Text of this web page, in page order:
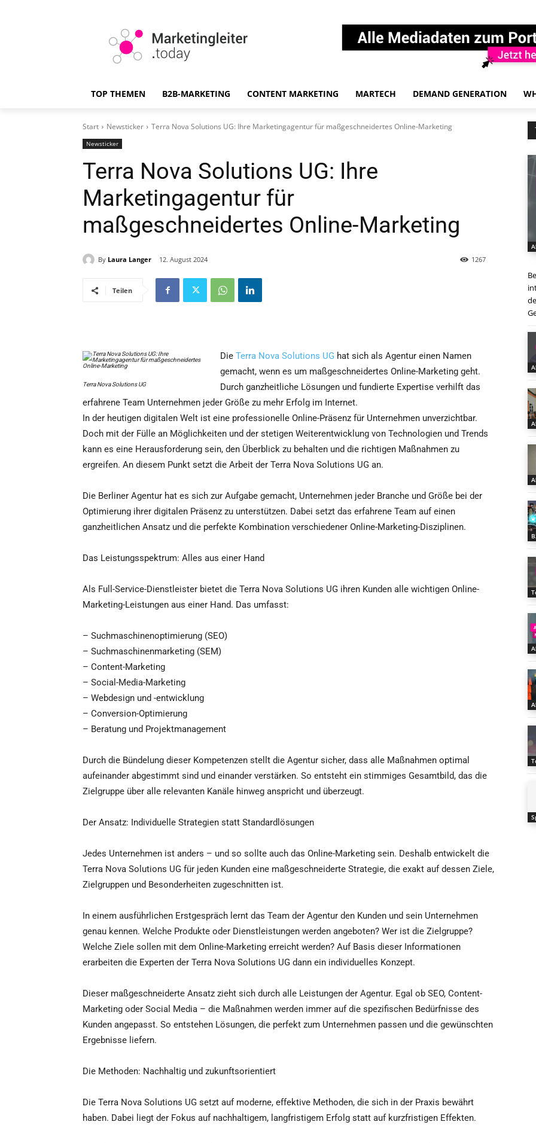
TOP THEMEN B2B-MARKETING CONTENT MARKETING MARTECH DEMAND GENERATION
Start Newsticker Terra Nova Solutions UG: Ihre Marketingagentur für maßgeschneidertes Online-Marketing
Newsticker
Terra Nova Solutions UG: Ihre
Marketingagentur für
maßgeschneidertes Online-Marketing
By Laura Langer 12. August 2024 1267
Teilen
Terra Nova Solutions UG
Die Terra Nova Solutions UG hat sich als Agentur einen Namen
gemacht, wenn es um maßgeschneidertes Online-Marketing geht.
Durch ganzheitliche Lösungen und fundierte Expertise verhilft das
erfahrene Team Unternehmen jeder Größe zu mehr Erfolg im Internet.
In der heutigen digitalen Welt ist eine professionelle Online-Präsenz für Unternehmen unverzichtbar.
Doch mit der Fülle an Möglichkeiten und der stetigen Weiterentwicklung von Technologien und Trends
kann es eine Herausforderung sein, den Überblick zu behalten und die richtigen Maßnahmen zu
ergreifen. An diesem Punkt setzt die Arbeit der Terra Nova Solutions UG an.
Die Berliner Agentur hat es sich zur Aufgabe gemacht, Unternehmen jeder Branche und Größe bei der
Optimierung ihrer digitalen Präsenz zu unterstützen. Dabei setzt das erfahrene Team auf einen
ganzheitlichen Ansatz und die perfekte Kombination verschiedener Online-Marketing-Disziplinen.
Das Leistungsspektrum: Alles aus einer Hand
Als Full-Service-Dienstleister bietet die Terra Nova Solutions UG ihren Kunden alle wichtigen Online-
Marketing-Leistungen aus einer Hand. Das umfasst:
– Suchmaschinenoptimierung (SEO)
– Suchmaschinenmarketing (SEM)
– Content-Marketing
– Social-Media-Marketing
– Webdesign und -entwicklung
– Conversion-Optimierung
– Beratung und Projektmanagement
Durch die Bündelung dieser Kompetenzen stellt die Agentur sicher, dass alle Maßnahmen optimal
aufeinander abgestimmt sind und einander verstärken. So entsteht ein stimmiges Gesamtbild, das die
Zielgruppe über alle relevanten Kanäle hinweg anspricht und überzeugt.
Der Ansatz: Individuelle Strategien statt Standardlösungen
Jedes Unternehmen ist anders – und so sollte auch das Online-Marketing sein. Deshalb entwickelt die
Terra Nova Solutions UG für jeden Kunden eine maßgeschneiderte Strategie, die exakt auf dessen Ziele,
Zielgruppen und Besonderheiten zugeschnitten ist.
In einem ausführlichen Erstgespräch lernt das Team der Agentur den Kunden und sein Unternehmen
genau kennen. Welche Produkte oder Dienstleistungen werden angeboten? Wer ist die Zielgruppe?
Welche Ziele sollen mit dem Online-Marketing erreicht werden? Auf Basis dieser Informationen
erarbeiten die Experten der Terra Nova Solutions UG dann ein individuelles Konzept.
Dieser maßgeschneiderte Ansatz zieht sich durch alle Leistungen der Agentur. Egal ob SEO, Content-
Marketing oder Social Media – die Maßnahmen werden immer auf die spezifischen Bedürfnisse des
Kunden angepasst. So entstehen Lösungen, die perfekt zum Unternehmen passen und die gewünschten
Ergebnisse liefern.
Die Methoden: Nachhaltig und zukunftsorientiert
Die Terra Nova Solutions UG setzt auf moderne, effektive Methoden, die sich in der Praxis bewährt
haben. Dabei liegt der Fokus auf nachhaltigem, langfristigem Erfolg statt auf kurzfristigen Effekten.